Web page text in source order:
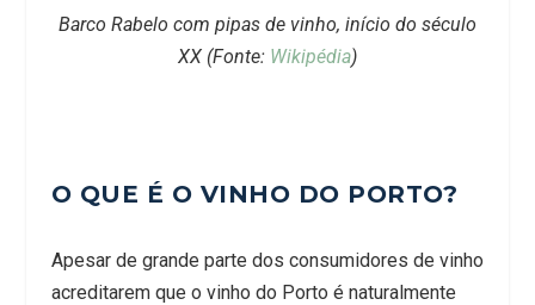
Barco Rabelo com pipas de vinho, início do século
XX (Fonte: Wikipédia)
O QUE É O VINHO DO PORTO?
Apesar de grande parte dos consumidores de vinho
acreditarem que o vinho do Porto é naturalmente